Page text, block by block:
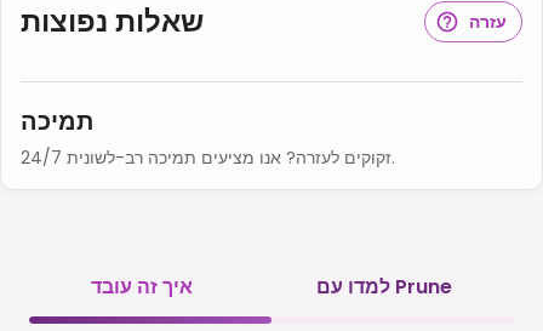
שאלות נפוצות עזרה
תמיכה
זקוקים לעזרה? אנו מציעים תמיכה רב-לשונית 24/7.
איך זה עובד למדו עם Prune